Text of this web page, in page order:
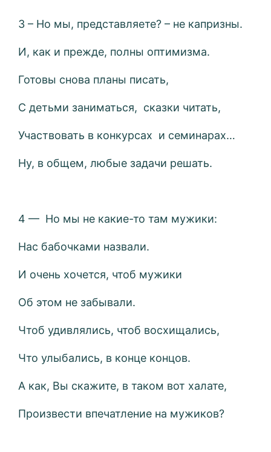
3 – Но мы, представляете? – не капризны.
И, как и прежде, полны оптимизма.
Готовы снова планы писать,
С детьми заниматься, сказки читать,
Участвовать в конкурсах и семинарах…
Ну, в общем, любые задачи решать.
4 — Но мы не какие-то там мужики:
Нас бабочками назвали.
И очень хочется, чтоб мужики
Об этом не забывали.
Чтоб удивлялись, чтоб восхищались,
Что улыбались, в конце концов.
А как, Вы скажите, в таком вот халате,
Произвести впечатление на мужиков?